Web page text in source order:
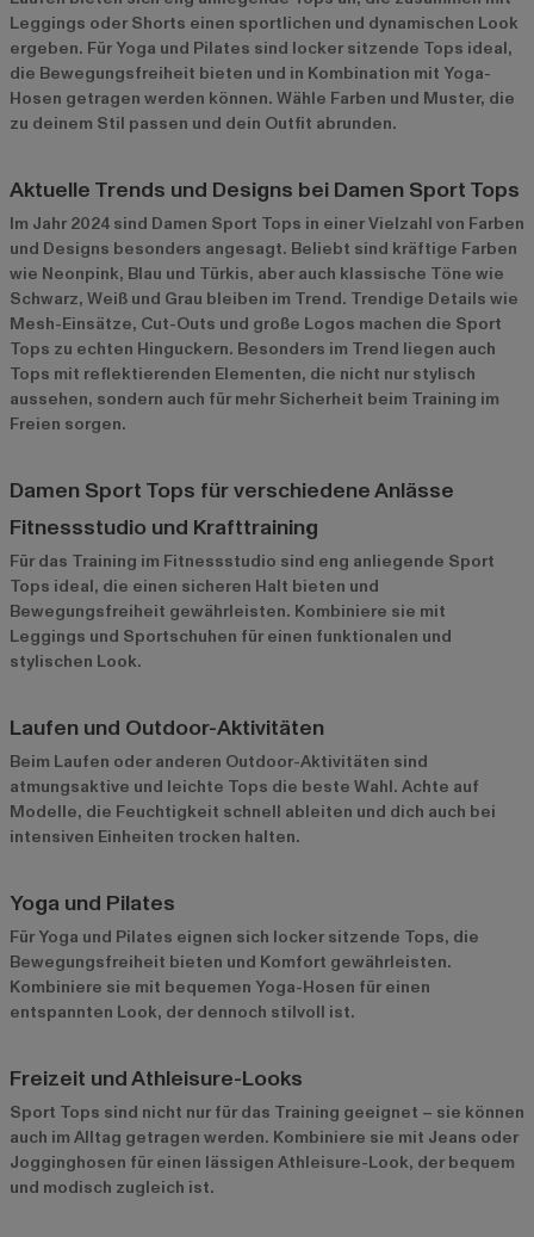
Leggings oder Shorts einen sportlichen und dynamischen Look
ergeben. Für Yoga und Pilates sind locker sitzende Tops ideal,
die Bewegungsfreiheit bieten und in Kombination mit Yoga-
Hosen getragen werden können. Wähle Farben und Muster, die
zu deinem Stil passen und dein Outfit abrunden.
Aktuelle Trends und Designs bei Damen Sport Tops
Im Jahr 2024 sind Damen Sport Tops in einer Vielzahl von Farben
und Designs besonders angesagt. Beliebt sind kräftige Farben
wie Neonpink, Blau und Türkis, aber auch klassische Töne wie
Schwarz, Weiß und Grau bleiben im Trend. Trendige Details wie
Mesh-Einsätze, Cut-Outs und große Logos machen die Sport
Tops zu echten Hinguckern. Besonders im Trend liegen auch
Tops mit reflektierenden Elementen, die nicht nur stylisch
aussehen, sondern auch für mehr Sicherheit beim Training im
Freien sorgen.
Damen Sport Tops für verschiedene Anlässe
Fitnessstudio und Krafttraining
Für das Training im Fitnessstudio sind eng anliegende Sport
Tops ideal, die einen sicheren Halt bieten und
Bewegungsfreiheit gewährleisten. Kombiniere sie mit
Leggings und Sportschuhen für einen funktionalen und
stylischen Look.
Laufen und Outdoor-Aktivitäten
Beim Laufen oder anderen Outdoor-Aktivitäten sind
atmungsaktive und leichte Tops die beste Wahl. Achte auf
Modelle, die Feuchtigkeit schnell ableiten und dich auch bei
intensiven Einheiten trocken halten.
Yoga und Pilates
Für Yoga und Pilates eignen sich locker sitzende Tops, die
Bewegungsfreiheit bieten und Komfort gewährleisten.
Kombiniere sie mit bequemen Yoga-Hosen für einen
entspannten Look, der dennoch stilvoll ist.
Freizeit und Athleisure-Looks
Sport Tops sind nicht nur für das Training geeignet – sie können
auch im Alltag getragen werden. Kombiniere sie mit Jeans oder
Jogginghosen für einen lässigen Athleisure-Look, der bequem
und modisch zugleich ist.